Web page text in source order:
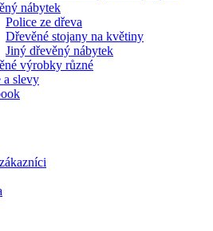
nábytek
Police ze dřeva
Dřevěné stojany na květiny
Jiný dřevěný nábytek
výrobky různé
a slevy